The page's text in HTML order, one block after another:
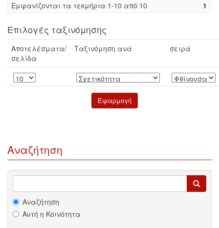
Eμφανίζονται τα τεκμήρια 1-10 από 10 1
Επιλογές ταξινόμησης
Αποτελέσματα/
σελίδα
Ταξινόμηση ανά σειρά
Αναζήτηση
Αναζήτηση
Αυτή η Κοινότητα